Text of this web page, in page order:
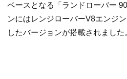
ベースとなる「ランドローバー
ンにはレンジローバーV8エンジ
したバージョンが搭載されました